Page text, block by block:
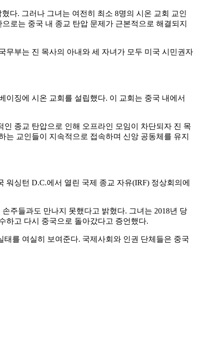
다. 그러나 그녀는 여전히 최소 8명의 시온 교회 교인
로는 중국 내 종교 탄압 문제가 근본적으로 해결되지
무부는 진 목사의 아내와 세 자녀가 모두 미국 시민권자
이징에 시온 교회를 설립했다. 이 교회는 중국 내에서
종교 탄압으로 인해 오프라인 모임이 차단되자 진 목
교인들이 지속적으로 접속하며 신앙 공동체를 유지
싱턴 D.C.에서 열린 국제 종교 자유(IRF) 정상회의에
주들과도 만나지 못했다고 밝혔다. 그녀는 2018년 당
하고 다시 중국으로 돌아갔다고 증언했다.
를 여실히 보여준다. 국제사회와 인권 단체들은 중국